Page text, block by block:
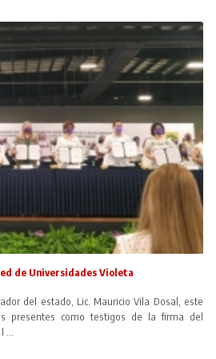
de Universidades Violeta
del estado, Lic. Mauricio Vila Dosal, este
presentes como testigos de la firma del
...